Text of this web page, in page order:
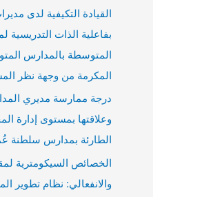
القيادة التكيفية لدى
بفاعلية الذات التدريسية
المتوسطة بالمدارس
المكرمة من وجهة نظر
درجة ممارسة مديري
وعلاقتها بمستوى إدارة
الطارئة بمدارس سلطنة
الخصائص السيكومترية
والانفعالي: نظام تطوير